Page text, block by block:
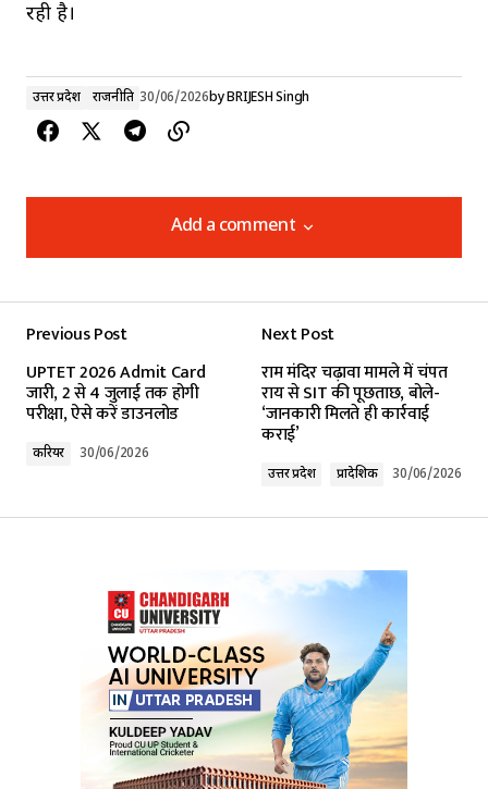
रही है।
उत्तर प्रदेश राजनीति 30/06/2026byBRIJESH Singh
Add a comment
Add a comment
Required fields are marked*
Your E-mail*
Submit Comment
Previous Post
UPTET 2026 Admit Card
जारी, 2 से 4 जुलाई तक होगी
परीक्षा, ऐसे करें डाउनलोड
करियर 30/06/2026
Next Post
राम मंदिर चढ़ावा मामले में चंपत
राय से SIT की पूछताछ, बोले-
‘जानकारी मिलते ही कार्रवाई
कराई’
उत्तर प्रदेश प्रादेशिक 30/06/2026